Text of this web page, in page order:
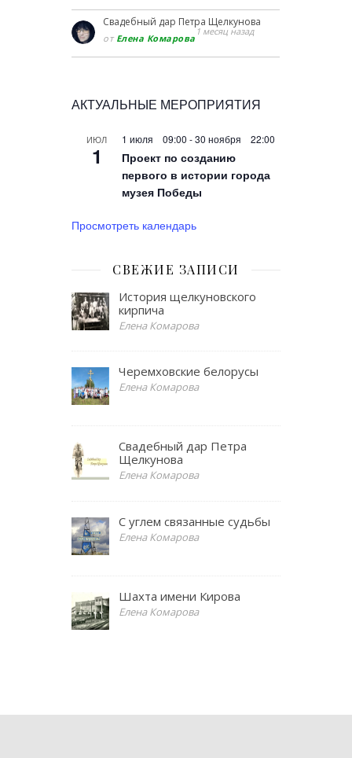
Свадебный дар Петра Щелкунова
от Елена Комарова
1 месяц назад
АКТУАЛЬНЫЕ МЕРОПРИЯТИЯ
ИЮЛ
1
1 июля 09:00 -30 ноября 22:00
Проект по созданию
первого в истории города
музея Победы
Просмотреть календарь
СВЕЖИЕ ЗАПИСИ
История щелкуновского
кирпича
Елена Комарова
Черемховские белорусы
Елена Комарова
Свадебный дар Петра
Щелкунова
Елена Комарова
С углем связанные судьбы
Елена Комарова
Шахта имени Кирова
Елена Комарова